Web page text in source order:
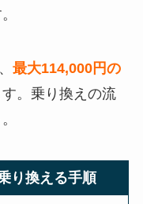
最大114,000円の
。乗り換えの流
り換える手順